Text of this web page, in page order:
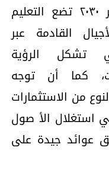
وأكدت السعید أن رؤیة مصر ۲۰۳۰ تضع التعلیم
القادمة عبر
تشكل الرؤیة
كما أن توجه
من الاستثمارات
استغلال الأ صول
عوائد جیدة على